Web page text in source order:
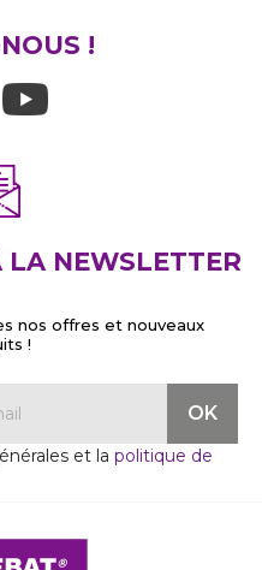
!
LA NEWSLETTER
nos offres et nouveaux
!
et la politique de